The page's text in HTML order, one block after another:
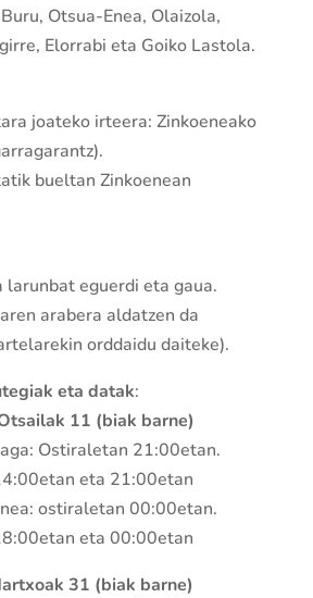
Otsua-Enea, Olaizola,
Elorrabi eta Goiko Lastola.
joateko irteera: Zinkoeneako
bueltan Zinkoenean
larunbat eguerdi eta gaua.
arabera aldatzen da
orddaidu daiteke).
eta datak:
11 (biak barne)
Ostiraletan 21:00etan.
eta 21:00etan
ostiraletan 00:00etan.
eta 00:00etan
31 (biak barne)